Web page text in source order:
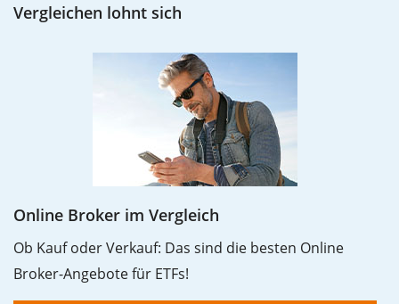
Vergleichen lohnt sich
Online Broker im Vergleich
Ob Kauf oder Verkauf: Das sind die besten Online
Broker-Angebote für ETFs!